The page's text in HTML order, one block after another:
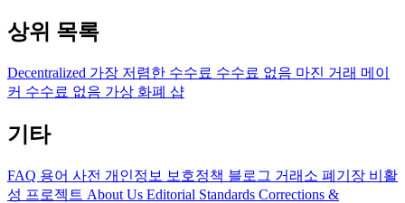
상위 목록
Decentralized 가장 저렴한 수수료 수수료 없음 마진 거래 메이
커 수수료 없음 가상 화폐 샵
기타
FAQ 용어 사전 개인정보 보호정책 블로그 거래소 폐기장 비활
성 프로젝트 About Us Editorial Standards Corrections &